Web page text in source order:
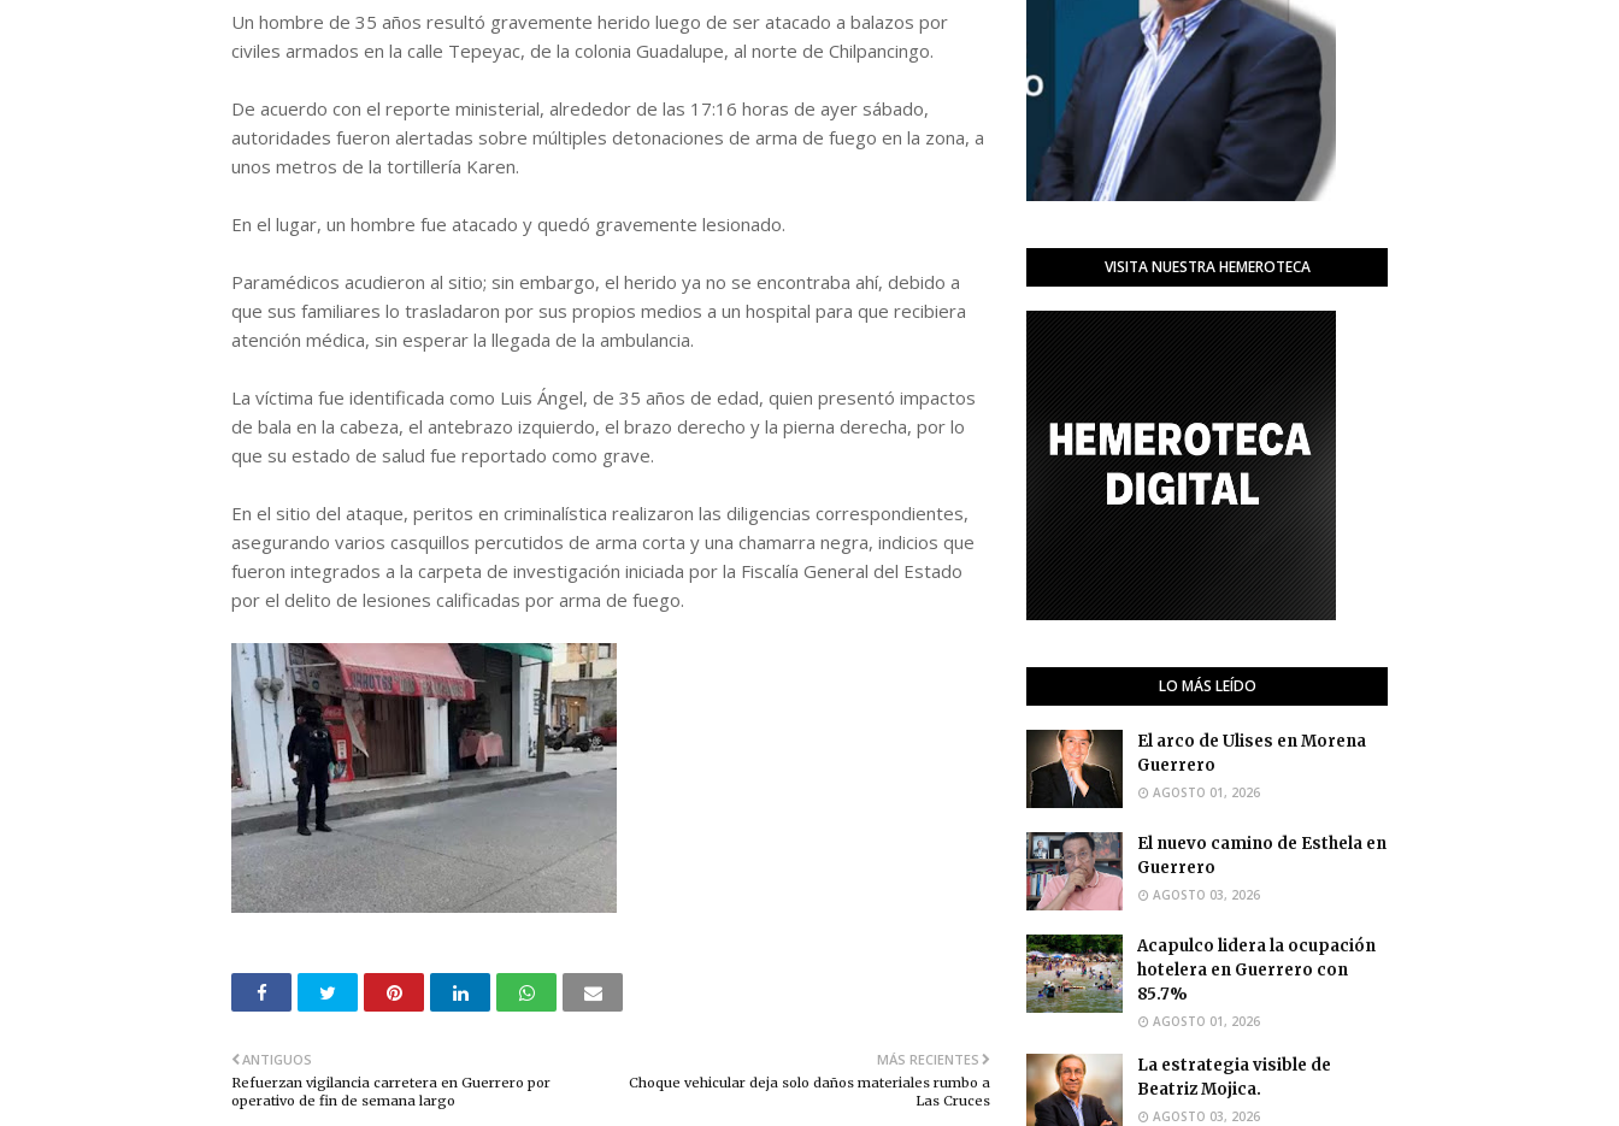
Un hombre de 35 años resultó gravemente herido luego de ser atacado a balazos por
civiles armados en la calle Tepeyac, de la colonia Guadalupe, al norte de Chilpancingo.
De acuerdo con el reporte ministerial, alrededor de las 17:16 horas de ayer sábado,
autoridades fueron alertadas sobre múltiples detonaciones de arma de fuego en la zona, a
unos metros de la tortillería Karen.
En el lugar, un hombre fue atacado y quedó gravemente lesionado.
Paramédicos acudieron al sitio; sin embargo, el herido ya no se encontraba ahí, debido a
que sus familiares lo trasladaron por sus propios medios a un hospital para que recibiera
atención médica, sin esperar la llegada de la ambulancia.
La víctima fue identificada como Luis Ángel, de 35 años de edad, quien presentó impactos
de bala en la cabeza, el antebrazo izquierdo, el brazo derecho y la pierna derecha, por lo
que su estado de salud fue reportado como grave.
En el sitio del ataque, peritos en criminalística realizaron las diligencias correspondientes,
asegurando varios casquillos percutidos de arma corta y una chamarra negra, indicios que
fueron integrados a la carpeta de investigación iniciada por la Fiscalía General del Estado
por el delito de lesiones calificadas por arma de fuego.
MÁS RECIENTES
Choque vehicular deja solo daños materiales rumbo a
Las Cruces
ANTIGUOS
Refuerzan vigilancia carretera en Guerrero por
operativo de fin de semana largo
VISITA NUESTRA HEMEROTECA
LO MÁS LEÍDO
El arco de Ulises en Morena
Guerrero
AGOSTO 01, 2026
El nuevo camino de Esthela en
Guerrero
AGOSTO 03, 2026
Acapulco lidera la ocupación
hotelera en Guerrero con
85.7%
AGOSTO 01, 2026
La estrategia visible de
Beatriz Mojica.
AGOSTO 03, 2026